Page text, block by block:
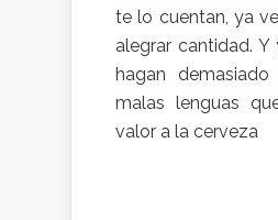
te lo cuentan, ya
alegrar cantidad. Y
hagan
malas lenguas
valor a la cerveza